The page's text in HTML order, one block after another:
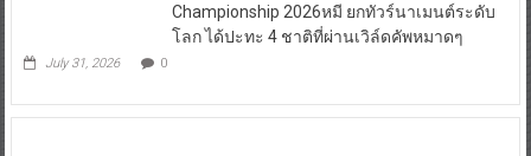
Championship 2026หมี ยกทัวร์นาเมนต์ระดับ
โลก ได้ปะทะ 4 ชาติที่ผ่านเวิล์ดคัพหมาดๆ
July 31, 2026 0